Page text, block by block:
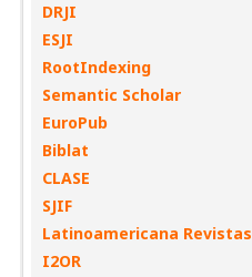
DRJI
ESJI
RootIndexing
Semantic Scholar
EuroPub
Biblat
CLASE
SJIF
Latinoamericana Revistas
I2OR